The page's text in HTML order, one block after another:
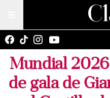
Mundial
de gala de